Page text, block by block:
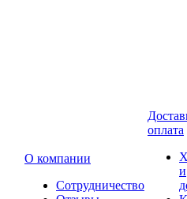
О компании
Сотрудничество
оплата
и